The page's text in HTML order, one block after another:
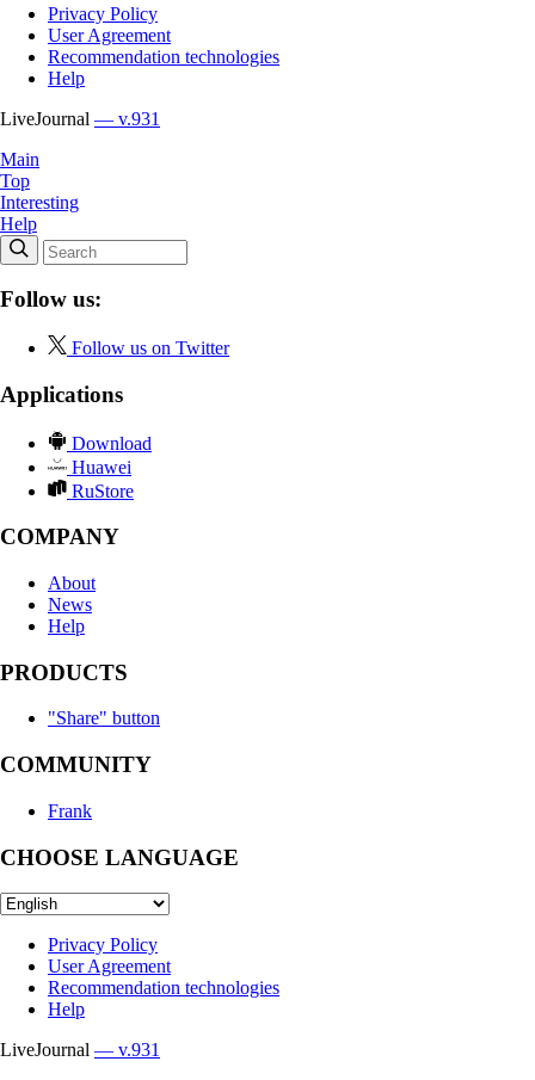
Privacy Policy
User Agreement
Recommendation technologies
Help
LiveJournal — v.931
Main
Top
Interesting
Help
Follow us:
Follow us on Twitter
Applications
Download
Huawei
RuStore
COMPANY
About
News
Help
PRODUCTS
"Share" button
COMMUNITY
Frank
CHOOSE LANGUAGE
Privacy Policy
User Agreement
Recommendation technologies
Help
LiveJournal — v.931